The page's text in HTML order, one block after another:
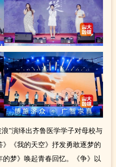
”演绎出齐鲁医学学子对母校与
《我的天空》抒发勇敢逐梦的
梦》唤起青春回忆。《争》以